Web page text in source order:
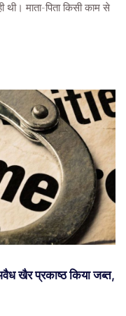
माता-पिता किसी काम से
खैर प्रकाष्ठ किया जब्त,